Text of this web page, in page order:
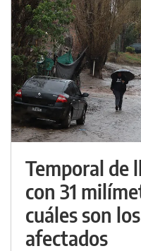
Temporal de
con 31
cuáles son
afectados